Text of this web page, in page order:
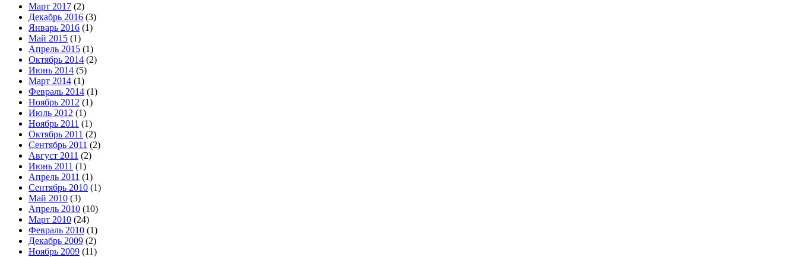
Март 2017 (2)
Декабрь 2016 (3)
Январь 2016 (1)
Май 2015 (1)
Апрель 2015 (1)
Октябрь 2014 (2)
Июнь 2014 (5)
Март 2014 (1)
Февраль 2014 (1)
Ноябрь 2012 (1)
Июль 2012 (1)
Ноябрь 2011 (1)
Октябрь 2011 (2)
Сентябрь 2011 (2)
Август 2011 (2)
Июнь 2011 (1)
Апрель 2011 (1)
Сентябрь 2010 (1)
Май 2010 (3)
Апрель 2010 (10)
Март 2010 (24)
Февраль 2010 (1)
Декабрь 2009 (2)
Ноябрь 2009 (11)